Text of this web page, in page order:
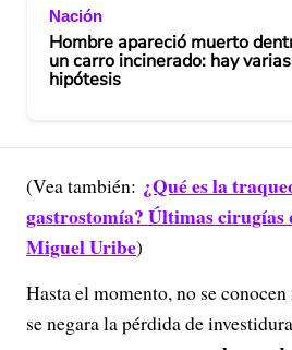
Nación
Hombre apareció muerto
un carro incinerado: hay varias
hipótesis
(Vea también: ¿Qué es la
gastrostomía? Últimas cirugías
Miguel Uribe)
Hasta el momento, no se
se negara la pérdida de